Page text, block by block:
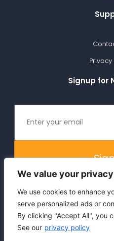
We value your privacy
We use cookies to enhance
serve personalized ads or
By clicking "Accept All", you
See our privacy policy
Privacy
Signup for